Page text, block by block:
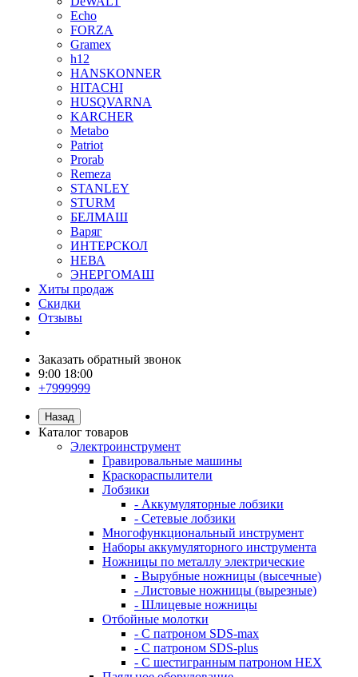
Echo
FORZA
Gramex
h12
HANSKONNER
HITACHI
HUSQVARNA
KARCHER
Metabo
Patriot
Prorab
Remeza
STANLEY
STURM
БЕЛМАШ
Варяг
ИНТЕРСКОЛ
НЕВА
ЭНЕРГОМАШ
Хиты продаж
Скидки
Отзывы
Заказать обратный звонок
9:00 18:00
+7999999
Назад
Каталог товаров
Электроинструмент
Гравировальные машины
Краскораспылители
Лобзики
- Аккумуляторные лобзики
- Сетевые лобзики
Многофункциональный инструмент
Наборы аккумуляторного инструмента
Ножницы по металлу электрические
- Вырубные ножницы (высечные)
- Листовые ножницы (вырезные)
- Шлицевые ножницы
Отбойные молотки
- С патроном SDS-max
- С патроном SDS-plus
- С шестигранным патроном HEX